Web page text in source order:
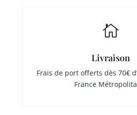

Livraison
Frais de port offerts dès 70€
France